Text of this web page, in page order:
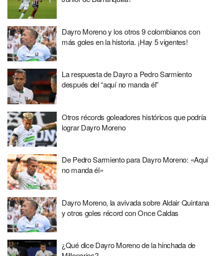
Dayro Moreno y los otros 9 colombianos con
más goles en la historia. ¡Hay 5 vigentes!
La respuesta de Dayro a Pedro Sarmiento
después del “aquí no manda él”
Otros récords goleadores históricos que podría
lograr Dayro Moreno
De Pedro Sarmiento para Dayro Moreno: «Aquí
no manda él»
Dayro Moreno, la avivada sobre Aldair Quintana
y otros goles récord con Once Caldas
¿Qué dice Dayro Moreno de la hinchada de